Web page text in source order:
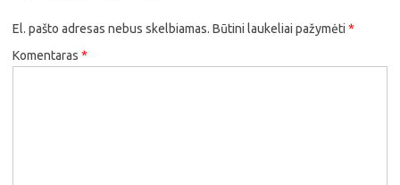
El. pašto adresas nebus skelbiamas. Būtini laukeliai pažymėti *
Komentaras *